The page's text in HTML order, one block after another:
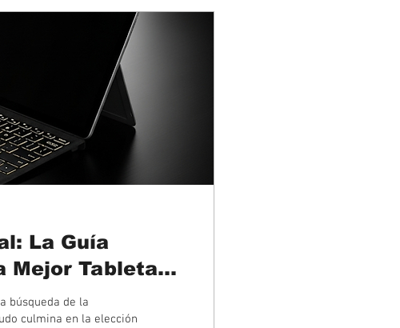
La Guía
Mejor Tableta
búsqueda de la
culmina en la elección